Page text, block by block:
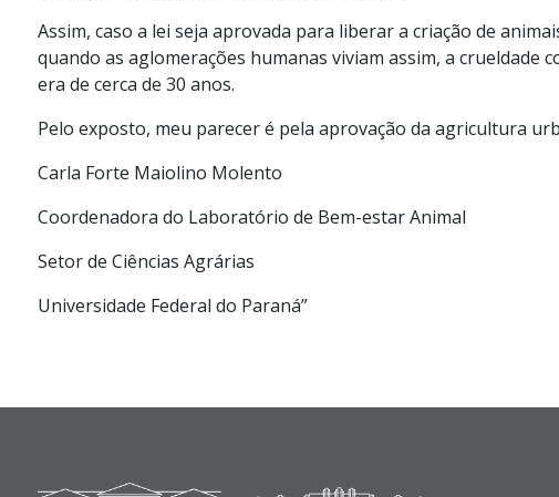
Assim, caso a lei seja aprovada para liberar a criação de
quando as aglomerações humanas viviam assim, a crueldade
era de cerca de 30 anos.
Pelo exposto, meu parecer é pela aprovação da agricultura
Carla Forte Maiolino Molento
Coordenadora do Laboratório de Bem-estar Animal
Setor de Ciências Agrárias
Universidade Federal do Paraná”